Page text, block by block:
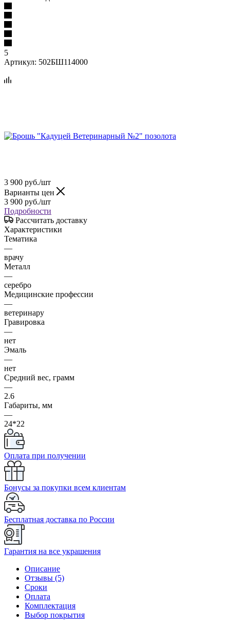
5
Артикул: 502БШ114000
3 900 руб./шт
Варианты цен
3 900 руб./шт
Подробности
Рассчитать доставку
Характеристики
Тематика
—
врачу
Металл
—
серебро
Медицинские профессии
—
ветеринару
Гравировка
—
нет
Эмаль
—
нет
Средний вес, грамм
—
2.6
Габариты, мм
—
24*22
Оплата при получении
Бонусы за покупки всем клиентам
Бесплатная доставка по России
Гарантия на все украшения
Описание
Отзывы (5)
Сроки
Оплата
Комплектация
Выбор покрытия